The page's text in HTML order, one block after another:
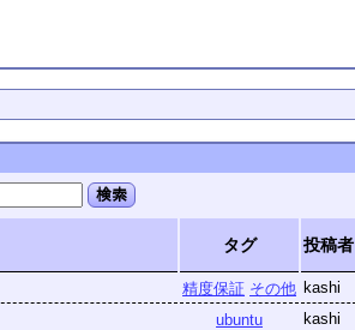
検索
タグ 投稿者
精度保証 その他 kashi
ubuntu kashi